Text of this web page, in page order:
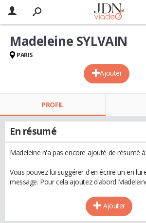
Ajouter
Madeleine SYLVAIN
PARIS
PROFIL
En résumé
Madeleine n'a pas encore ajouté de résumé
Vous pouvez lui suggérer d'en écrire un en lui
message. Pour cela ajoutez d'abord
Ajouter